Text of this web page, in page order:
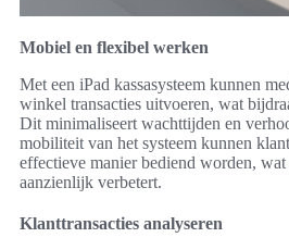
Mobiel en flexibel werken
Met een iPad kassasysteem kunnen
winkel transacties uitvoeren, wat
Dit minimaliseert wachttijden en
mobiliteit van het systeem kunnen
effectieve manier bediend worden,
aanzienlijk verbetert.
Klanttransacties analyseren